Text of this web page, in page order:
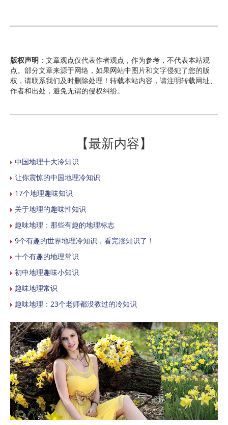
版权声明 ：文章观点仅代表作者观点，作为参考，不代表本站观
点。部分文章来源于网络，如果网站中图片和文字侵犯了您的版
权，请联系我们及时删除处理！转载本站内容，请注明转载网址、
作者和出处，避免无谓的侵权纠纷。
【最新内容】
中国地理十大冷知识
让你震惊的中国地理冷知识
17个地理趣味知识
关于地理的趣味性知识
趣味地理：那些有趣的地理标志
9个有趣的世界地理冷知识，看完涨知识了！
十个有趣的地理常识
初中地理趣味小知识
趣味地理常识
趣味地理：23个老师都没教过的冷知识